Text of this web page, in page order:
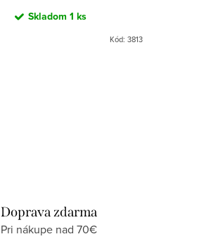
Skladom 1 ks
Kód: 3813
Doprava zdarma
Pri nákupe nad 70€